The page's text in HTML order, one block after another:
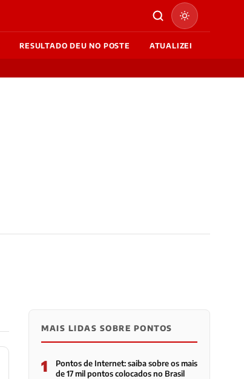
RESULTADO DEU NO POSTE ATUALIZEI
MAIS LIDAS SOBRE PONTOS
1
Pontos de Internet: saiba sobre os mais
de 17 mil pontos colocados no Brasil